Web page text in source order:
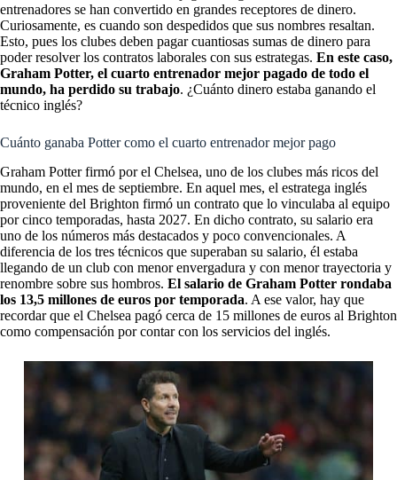
entrenadores se han convertido en grandes receptores de dinero.
Curiosamente, es cuando son despedidos que sus nombres resaltan.
Esto, pues los clubes deben pagar cuantiosas sumas de dinero para
poder resolver los contratos laborales con sus estrategas. En este caso,
Graham Potter, el cuarto entrenador mejor pagado de todo el
mundo, ha perdido su trabajo. ¿Cuánto dinero estaba ganando el
técnico inglés?
Cuánto ganaba Potter como el cuarto entrenador mejor pago
Graham Potter firmó por el Chelsea, uno de los clubes más ricos del
mundo, en el mes de septiembre. En aquel mes, el estratega inglés
proveniente del Brighton firmó un contrato que lo vinculaba al equipo
por cinco temporadas, hasta 2027. En dicho contrato, su salario era
uno de los números más destacados y poco convencionales. A
diferencia de los tres técnicos que superaban su salario, él estaba
llegando de un club con menor envergadura y con menor trayectoria y
renombre sobre sus hombros. El salario de Graham Potter rondaba
los 13,5 millones de euros por temporada. A ese valor, hay que
recordar que el Chelsea pagó cerca de 15 millones de euros al Brighton
como compensación por contar con los servicios del inglés.